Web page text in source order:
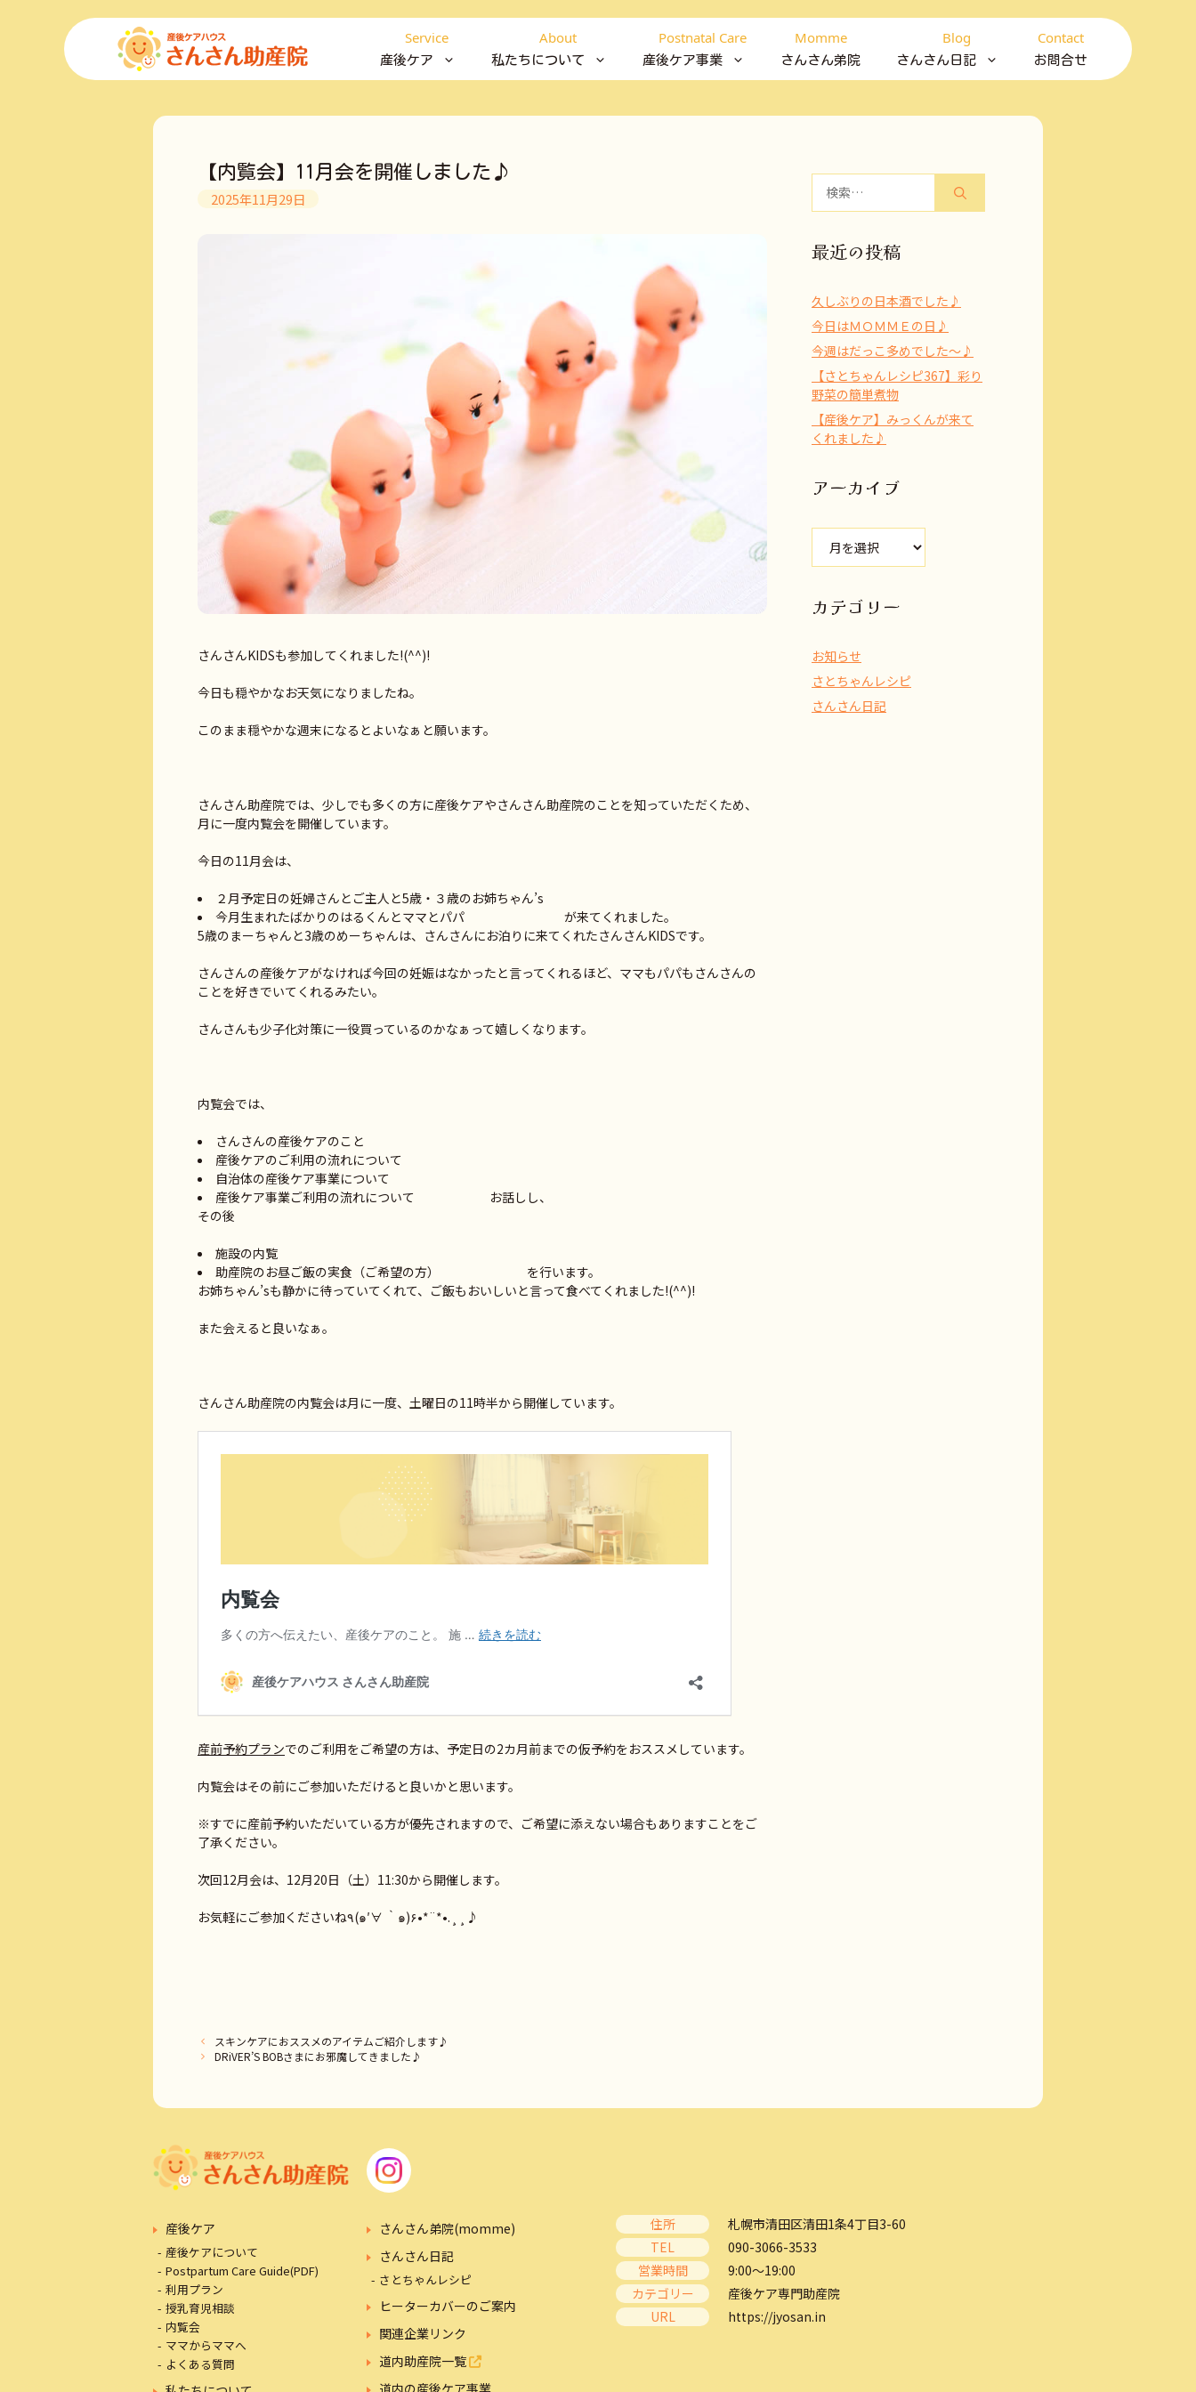
Service
産後ケア
About
私たちについて
Postnatal Care
産後ケア事業
Momme
さんさん弟院
Blog
さんさん日記
Contact
お問合せ
【内覧会】11月会を開催しました♪
2025年11月29日
さんさんKIDSも参加してくれました!(^^)!
今日も穏やかなお天気になりましたね。
このまま穏やかな週末になるとよいなぁと願います。
さんさん助産院では、少しでも多くの方に産後ケアやさんさん助産院のことを知っていただくため、
月に一度内覧会を開催しています。
今日の11月会は、
２月予定日の妊婦さんとご主人と5歳・３歳のお姉ちゃん’s
今月生まれたばかりのはるくんとママとパパ が来てくれました。
5歳のまーちゃんと3歳のめーちゃんは、さんさんにお泊りに来てくれたさんさんKIDSです。
さんさんの産後ケアがなければ今回の妊娠はなかったと言ってくれるほど、ママもパパもさんさんの
ことを好きでいてくれるみたい。
さんさんも少子化対策に一役買っているのかなぁって嬉しくなります。
内覧会では、
さんさんの産後ケアのこと
産後ケアのご利用の流れについて
自治体の産後ケア事業について
産後ケア事業ご利用の流れについて お話しし、
その後
施設の内覧
助産院のお昼ご飯の実食（ご希望の方） を行います。
お姉ちゃん’sも静かに待っていてくれて、ご飯もおいしいと言って食べてくれました!(^^)!
また会えると良いなぁ。
さんさん助産院の内覧会は月に一度、土曜日の11時半から開催しています。
産前予約プランでのご利用をご希望の方は、予定日の2カ月前までの仮予約をおススメしています。
内覧会はその前にご参加いただけると良いかと思います。
※すでに産前予約いただいている方が優先されますので、ご希望に添えない場合もありますことをご
了承ください。
次回12月会は、12月20日（土）11:30から開催します。
お気軽にご参加くださいね٩(๑′∀ ‵๑)۶•*¨*•.¸¸♪
スキンケアにおススメのアイテムご紹介します♪
DRiVER’S BOBさまにお邪魔してきました♪
最近の投稿
久しぶりの日本酒でした♪
今日はＭＯＭＭＥの日♪
今週はだっこ多めでした～♪
【さとちゃんレシピ367】彩り
野菜の簡単煮物
【産後ケア】みっくんが来て
くれました♪
アーカイブ
ブ
カテゴリー
お知らせ
さとちゃんレシピ
さんさん日記
産後ケア
産後ケアについて
Postpartum Care Guide(PDF)
利用プラン
授乳育児相談
内覧会
ママからママへ
よくある質問
さんさん弟院(momme)
さんさん日記
さとちゃんレシピ
ヒーターカバーのご案内
関連企業リンク
道内助産院一覧
道内の産後ケア事業
住所
札幌市清田区清田1条4丁目3-60
TEL
090-3066-3533
営業時間
9:00～19:00
カテゴリー
産後ケア専門助産院
URL
https://jyosan.in